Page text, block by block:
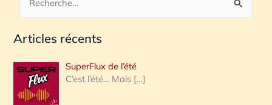
c
e
r
Articles récents
SuperFlux de l’été
C’est l’été… Mais […]